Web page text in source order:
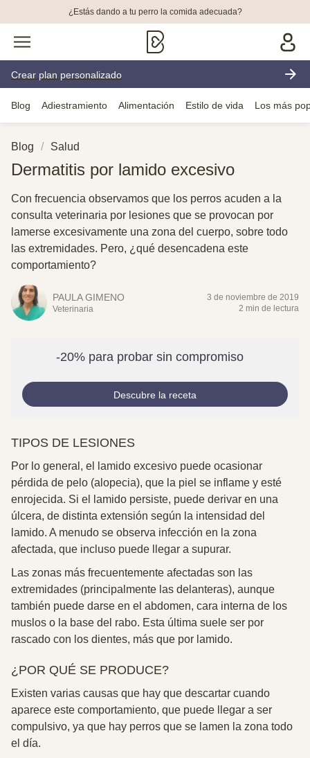
¿Estás dando a tu perro la comida adecuada?
Crear plan personalizado
Blog Adiestramiento Alimentación Estilo de vida Los más
Blog Salud
Dermatitis por lamido excesivo
Con frecuencia observamos que los perros acuden a la
consulta veterinaria por lesiones que se provocan por
lamerse excesivamente una zona del cuerpo, sobre todo
las extremidades. Pero, ¿qué desencadena este
comportamiento?
PAULA GIMENO
Veterinaria
3 de noviembre de 2019
2 min de lectura
-20% para probar sin compromiso
Descubre la receta
TIPOS DE LESIONES
Por lo general, el lamido excesivo puede ocasionar
pérdida de pelo (alopecia), que la piel se inflame y esté
enrojecida. Si el lamido persiste, puede derivar en una
úlcera, de distinta extensión según la intensidad del
lamido. A menudo se observa infección en la zona
afectada, que incluso puede llegar a supurar.
Las zonas más frecuentemente afectadas son las
extremidades (principalmente las delanteras), aunque
también puede darse en el abdomen, cara interna de los
muslos o la base del rabo. Esta última suele ser por
rascado con los dientes, más que por lamido.
¿POR QUÉ SE PRODUCE?
Existen varias causas que hay que descartar cuando
aparece este comportamiento, que puede llegar a ser
compulsivo, ya que hay perros que se lamen la zona todo
el día.